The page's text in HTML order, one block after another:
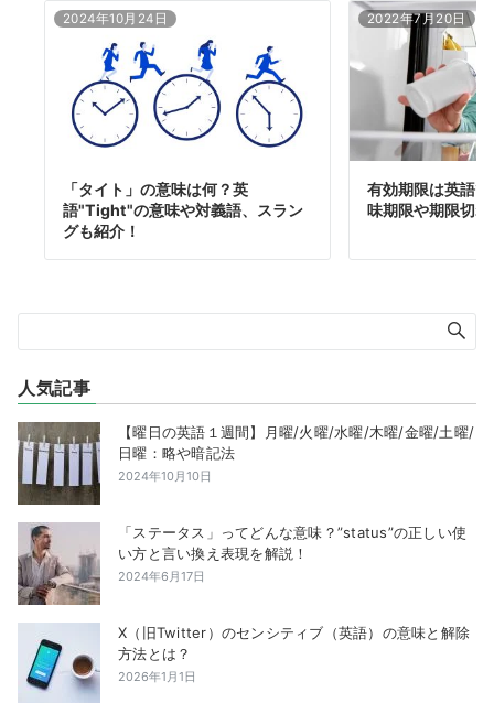
2024年10月24日
「タイト」の意味は何？英
語"Tight"の意味や対義語、スラン
グも紹介！
2022年7月20日
有効期限は英語
味期限や期限切
人気記事
【曜日の英語１週間】月曜/火曜/水曜/木曜/金曜/土曜/
日曜：略や暗記法
2024年10月10日
「ステータス」ってどんな意味？”status”の正しい使
い方と言い換え表現を解説！
2024年6月17日
X（旧Twitter）のセンシティブ（英語）の意味と解除
方法とは？
2026年1月1日